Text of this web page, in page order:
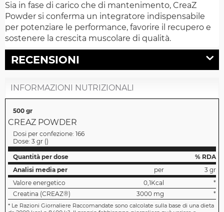
Sia in fase di carico che di mantenimento, CreaZ
Powder si conferma un integratore indispensabile
per potenziare le performance, favorire il recupero e
sostenere la crescita muscolare di qualità.
RECENSIONI
INFORMAZIONI NUTRIZIONALI
500 gr
CREAZ POWDER
Dosi per confezione: 166
Dose: 3 gr ()
Quantità per dose
% RDA
Analisi media per
per
3 gr
Valore energetico
0,1Kcal
*
Creatina (CREAZ®)
3000 mg *
* Le Razioni Giornaliere Raccomandate sono calcolate sulla base di una dieta